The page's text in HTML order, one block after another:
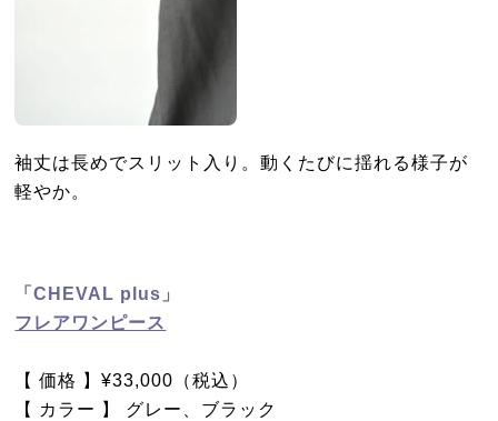
袖丈は長めでスリット入り。動くたびに揺れる様子が
軽やか。
「CHEVAL plus」
フレアワンピース
【 価格 】¥33,000（税込）
【 カラー 】 グレー、ブラック